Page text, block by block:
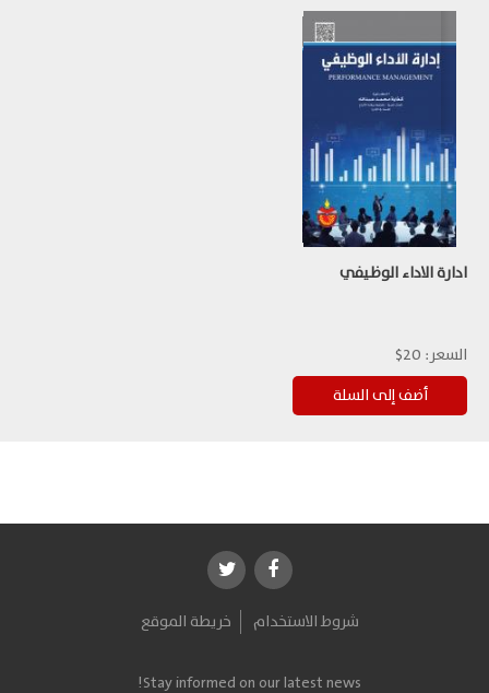
ادارة الاداء الوظيفي
السعر: 20$
شروط الاستخدام خريطة الموقع
Stay informed on our latest news!